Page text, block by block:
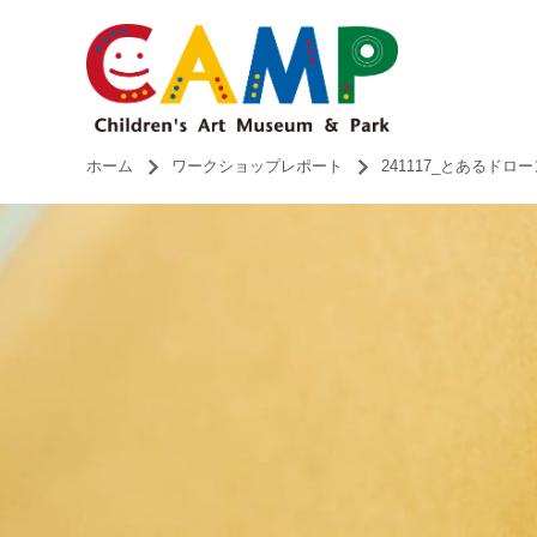
ホーム ワークショップレポート 241117_とあるドロ